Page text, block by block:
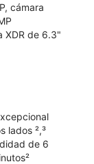
cámara
XDR de 6.3"
lados ²,³
de 6